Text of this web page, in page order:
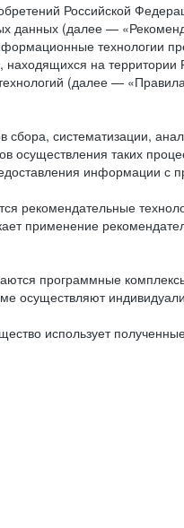
Российской
данных (далее —
технологии
на
(далее —
систематизации,
осуществления таких
информации
рекомендательные
применение
программные
осуществляют
использует